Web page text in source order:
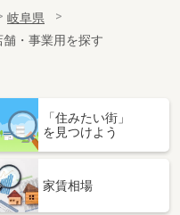
市広見
岐阜県
・事業用を探す
「住みたい街」
を見つけよう
家賃相場